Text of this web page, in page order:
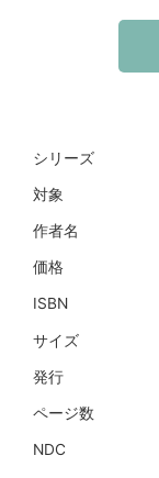
シリーズ
対象
作者名
価格
ISBN
サイズ
発行
ページ数
NDC